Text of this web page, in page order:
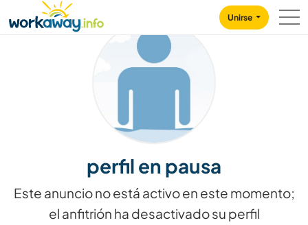
CONTENT
MAIN NAVIGATION
Unirse
perfil en pausa
Este anuncio no está activo en este momento;
el anfitrión ha desactivado su perfil